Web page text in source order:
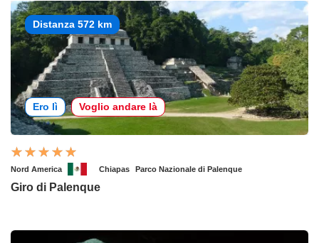
Distanza 572 km
Ero lì Voglio andare là
Nord America Chiapas Parco Nazionale di Palenque
Giro di Palenque